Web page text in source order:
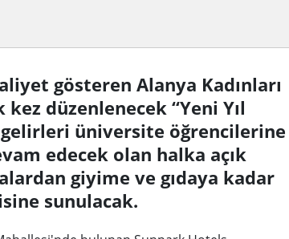
gösteren Alanya Kadınları
düzenlenecek “Yeni Yıl
üniversite öğrencilerine
edecek olan halka açık
giyime ve gıdaya kadar
sunulacak.